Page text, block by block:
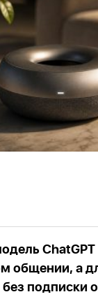
ChatGPT
общении, а
без подписки